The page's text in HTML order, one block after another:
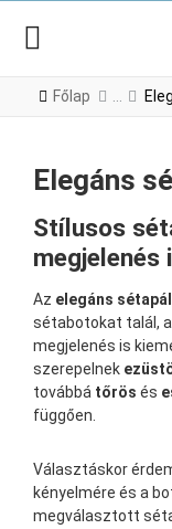
Főlap
Elegáns
Stílusos
megjelenés
Az elegáns
sétabotokat talál,
megjelenés is
szerepelnek
továbbá tőrös és
függően.
Választáskor
kényelmére és a
megválasztott